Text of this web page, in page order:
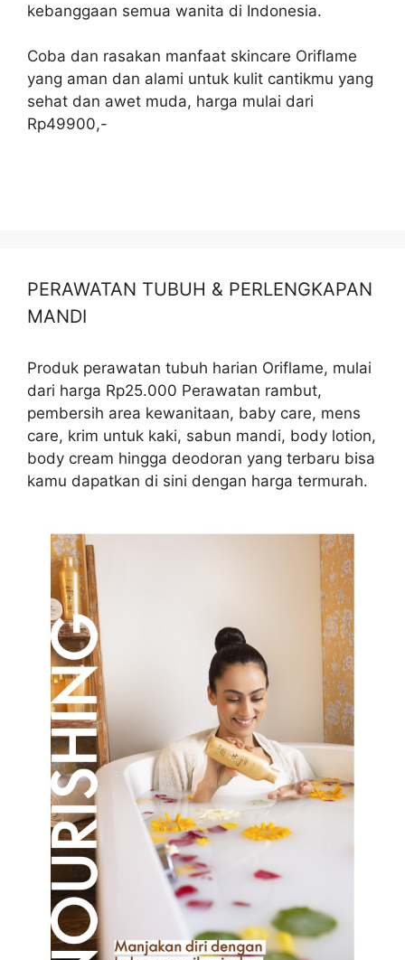
kebanggaan semua wanita di Indonesia.
Coba dan rasakan manfaat skincare Oriflame
yang aman dan alami untuk kulit cantikmu yang
sehat dan awet muda, harga mulai dari
Rp49900,-
PERAWATAN TUBUH & PERLENGKAPAN
MANDI
Produk perawatan tubuh harian Oriflame, mulai
dari harga Rp25.000 Perawatan rambut,
pembersih area kewanitaan, baby care, mens
care, krim untuk kaki, sabun mandi, body lotion,
body cream hingga deodoran yang terbaru bisa
kamu dapatkan di sini dengan harga termurah.